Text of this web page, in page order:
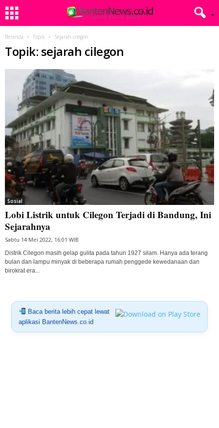
Beranda Topik Sejarah cilegon
Topik: sejarah cilegon
Sosial
Lobi Listrik untuk Cilegon Terjadi di Bandung, Ini
Sejarahnya
Sabtu 14 Mei 2022, 16:01 WIB
Distrik Cilegon masih gelap gulita pada tahun 1927 silam. Hanya ada terang
bulan dan lampu minyak di beberapa rumah penggede kewedanaan dan
birokrat era...
Baca berita lebih cepat lewat
aplikasi BantenNews.co.id